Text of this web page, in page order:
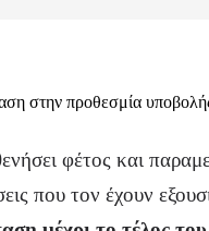
στην προθεσμία
φέτος και
που τον έχουν